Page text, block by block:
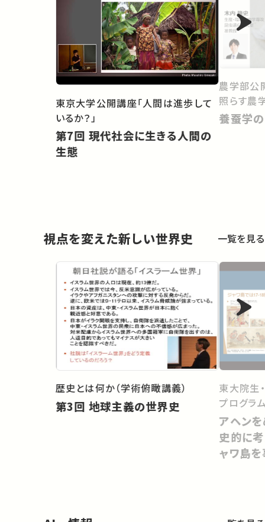
東京大学公開講座「人間は進歩して
いるか？」
第7回 現代社会に生きる人間の
生態
農学部公
照らす農
養蚕学
視点を変えた新しい世界史 一覧を見る
歴史とは何か（学術俯瞰講義）
第3回 地球主義の世界史
東大院生
プログラ
アヘン
史的に
ャワ島